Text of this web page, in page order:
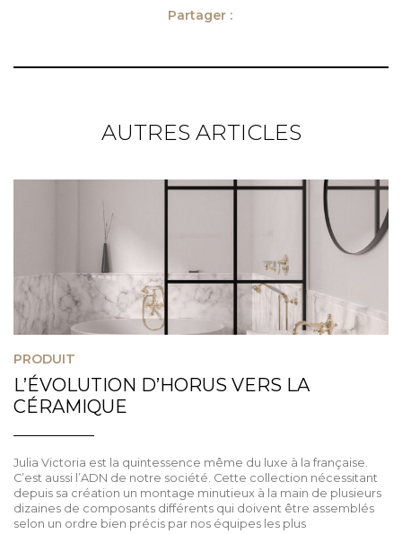
Partager :
AUTRES ARTICLES
PRODUIT
L’ÉVOLUTION D’HORUS VERS LA
CÉRAMIQUE
Julia Victoria est la quintessence même du luxe à la française.
C’est aussi l’ADN de notre société. Cette collection nécessitant
depuis sa création un montage minutieux à la main de plusieurs
dizaines de composants différents qui doivent être assemblés
selon un ordre bien précis par nos équipes les plus